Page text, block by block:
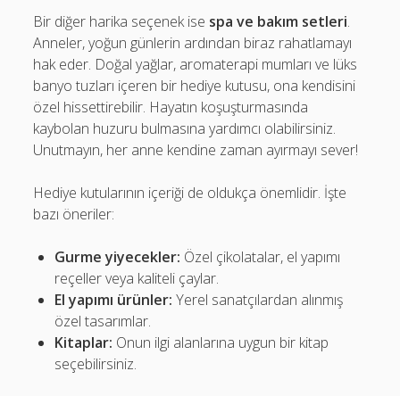
Bir diğer harika seçenek ise spa ve bakım setleri.
Anneler, yoğun günlerin ardından biraz rahatlamayı
hak eder. Doğal yağlar, aromaterapi mumları ve lüks
banyo tuzları içeren bir hediye kutusu, ona kendisini
özel hissettirebilir. Hayatın koşuşturmasında
kaybolan huzuru bulmasına yardımcı olabilirsiniz.
Unutmayın, her anne kendine zaman ayırmayı sever!
Hediye kutularının içeriği de oldukça önemlidir. İşte
bazı öneriler:
Gurme yiyecekler: Özel çikolatalar, el yapımı
reçeller veya kaliteli çaylar.
El yapımı ürünler: Yerel sanatçılardan alınmış
özel tasarımlar.
Kitaplar: Onun ilgi alanlarına uygun bir kitap
seçebilirsiniz.